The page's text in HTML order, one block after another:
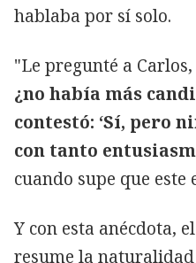
hablaba por sí solo.
"Le pregunté a
¿no había más
contestó: ‘Sí, pero
con tanto
cuando supe que este
Y con esta anécdota,
resume la naturalidad